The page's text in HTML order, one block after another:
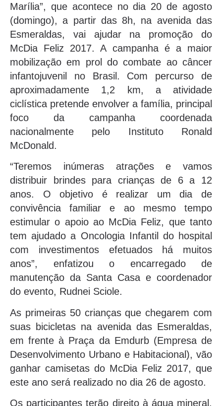
Marília”, que acontece no dia 20 de agosto
(domingo), a partir das 8h, na avenida das
Esmeraldas, vai ajudar na promoção do
McDia Feliz 2017. A campanha é a maior
mobilização em prol do combate ao câncer
infantojuvenil no Brasil. Com percurso de
aproximadamente 1,2 km, a atividade
ciclística pretende envolver a família, principal
foco da campanha coordenada
nacionalmente pelo Instituto Ronald
McDonald.
“Teremos inúmeras atrações e vamos
distribuir brindes para crianças de 6 a 12
anos. O objetivo é realizar um dia de
convivência familiar e ao mesmo tempo
estimular o apoio ao McDia Feliz, que tanto
tem ajudado a Oncologia Infantil do hospital
com investimentos efetuados há muitos
anos”, enfatizou o encarregado de
manutenção da Santa Casa e coordenador
do evento, Rudnei Sciole.
As primeiras 50 crianças que chegarem com
suas bicicletas na avenida das Esmeraldas,
em frente à Praça da Emdurb (Empresa de
Desenvolvimento Urbano e Habitacional), vão
ganhar camisetas do McDia Feliz 2017, que
este ano será realizado no dia 26 de agosto.
Os participantes terão direito à água mineral,